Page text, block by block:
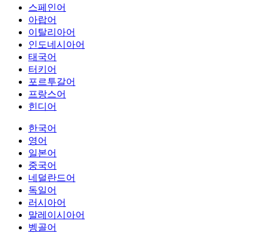
스페인어
아랍어
이탈리아어
인도네시아어
태국어
터키어
포르투갈어
프랑스어
힌디어
한국어
영어
일본어
중국어
네덜란드어
독일어
러시아어
말레이시아어
벵골어